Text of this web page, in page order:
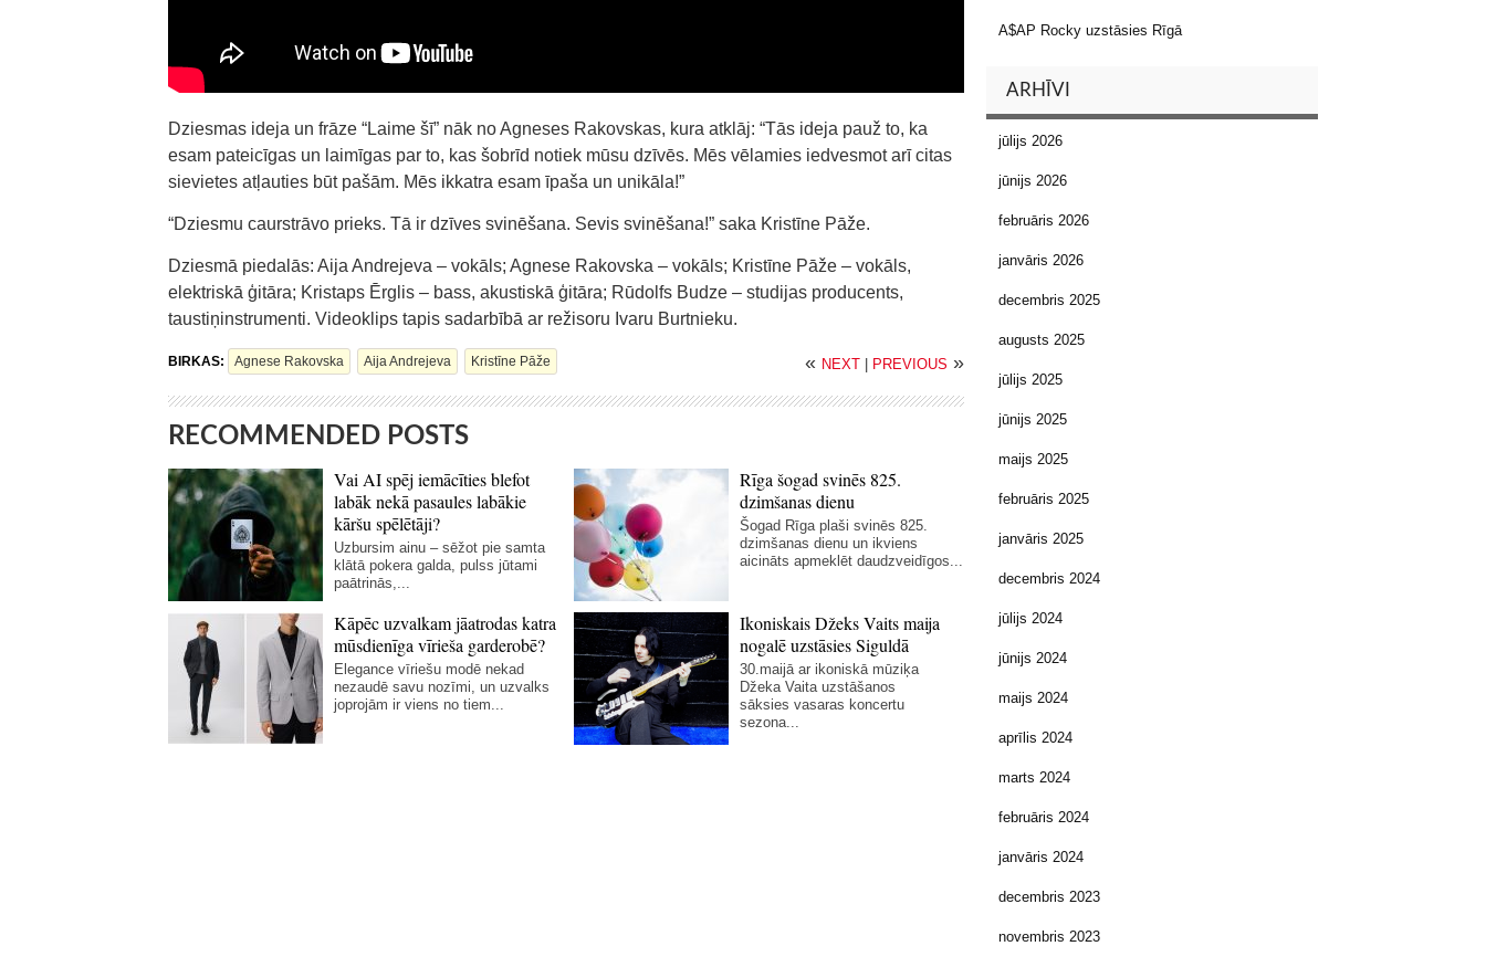
Dziesmas ideja un frāze “Laime šī” nāk no Agneses Rakovskas, kura atklāj: “Tās ideja pauž to, ka
esam pateicīgas un laimīgas par to, kas šobrīd notiek mūsu dzīvēs. Mēs vēlamies iedvesmot arī citas
sievietes atļauties būt pašām. Mēs ikkatra esam īpaša un unikāla!”
“Dziesmu caurstrāvo prieks. Tā ir dzīves svinēšana. Sevis svinēšana!” saka Kristīne Pāže.
Dziesmā piedalās: Aija Andrejeva – vokāls; Agnese Rakovska – vokāls; Kristīne Pāže – vokāls,
elektriskā ģitāra; Kristaps Ērglis – bass, akustiskā ģitāra; Rūdolfs Budze – studijas producents,
taustiņinstrumenti. Videoklips tapis sadarbībā ar režisoru Ivaru Burtnieku.
BIRKAS: Agnese Rakovska Aija Andrejeva Kristīne Pāže « NEXT PREVIOUS »
RECOMMENDED POSTS
Vai AI spēj iemācīties blefot
labāk nekā pasaules labākie
kāršu spēlētāji?
Uzbursim ainu – sēžot pie samta
klātā pokera galda, pulss jūtami
paātrinās,...
Rīga šogad svinēs 825.
dzimšanas dienu
Šogad Rīga plaši svinēs 825.
dzimšanas dienu un ikviens
aicināts apmeklēt daudzveidīgos...
Kāpēc uzvalkam jāatrodas katra
mūsdienīga vīrieša garderobē?
Elegance vīriešu modē nekad
nezaudē savu nozīmi, un uzvalks
joprojām ir viens no tiem...
Ikoniskais Džeks Vaits maija
nogalē uzstāsies Siguldā
30.maijā ar ikoniskā mūziķa
Džeka Vaita uzstāšanos
sāksies vasaras koncertu
sezona...
A$AP Rocky uzstāsies Rīgā
ARHĪVI
jūlijs 2026
jūnijs 2026
februāris 2026
janvāris 2026
decembris 2025
augusts 2025
jūlijs 2025
jūnijs 2025
maijs 2025
februāris 2025
janvāris 2025
decembris 2024
jūlijs 2024
jūnijs 2024
maijs 2024
aprīlis 2024
marts 2024
februāris 2024
janvāris 2024
decembris 2023
novembris 2023